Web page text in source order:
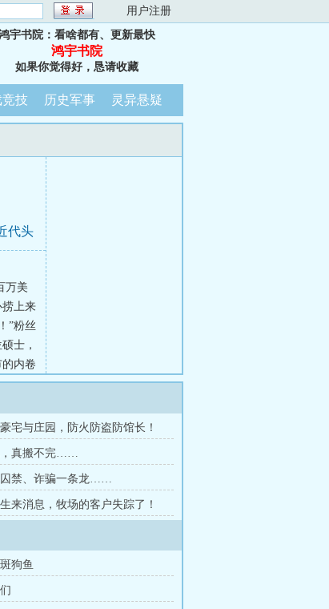
用户注册
宇书院：看啥都有、更新最快
鸿宇书院
如果你觉得好，恳请收藏
技 历史军事 灵异悬疑
代头
万美
捞上来
”粉丝
士，
内卷
赢
宅与庄园，防火防盗防馆长！
，真搬不完……
囚禁、诈骗一条龙……
来消息，牧场的客户失踪了！
狗鱼